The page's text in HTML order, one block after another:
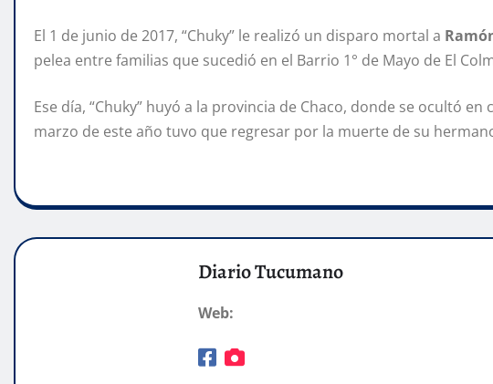
El 1 de junio de 2017, “Chuky” le realizó un disparo mortal a
pelea entre familias que sucedió en el Barrio 1° de Mayo de El
Ese día, “Chuky” huyó a la provincia de Chaco, donde se ocultó
marzo de este año tuvo que regresar por la muerte de su
Diario Tucumano
Web: